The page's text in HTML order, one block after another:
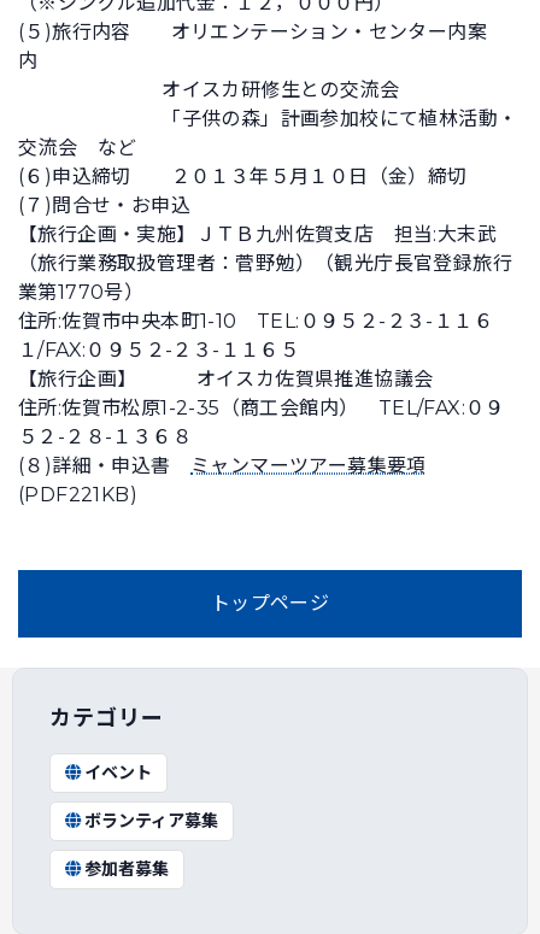
(５)旅行内容 オリエンテーション・センター内案
内
オイスカ研修生との交流会
「子供の森」計画参加校にて植林活動・
交流会 など
(６)申込締切 ２０１３年５月１０日（金）締切
(７)問合せ・お申込
【旅行企画・実施】ＪＴＢ九州佐賀支店 担当:大末武
（旅行業務取扱管理者：菅野勉）（観光庁長官登録旅行
業第1770号）
住所:佐賀市中央本町1-10 TEL:０９５２-２３-１１６
１/FAX:０９５２-２３-１１６５
【旅行企画】 オイスカ佐賀県推進協議会
住所:佐賀市松原1-2-35（商工会館内） TEL/FAX:０９
５２-２８-１３６８
(８)詳細・申込書
ミャンマーツアー募集要項
(PDF221KB)
トップページ
カテゴリー
イベント
ボランティア募集
参加者募集